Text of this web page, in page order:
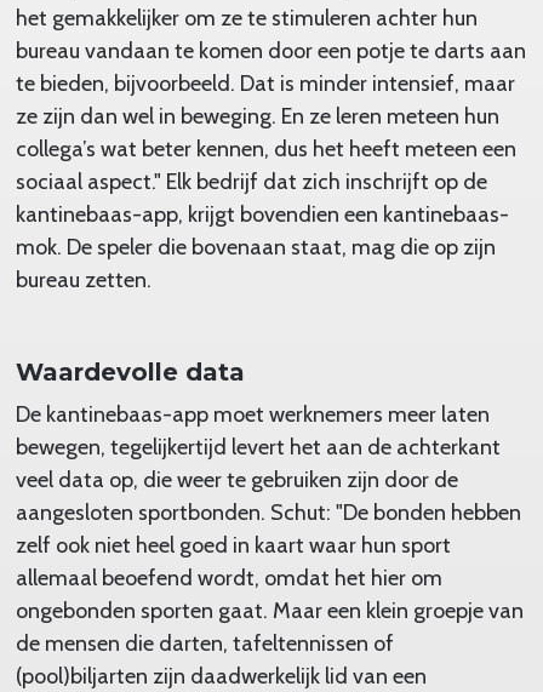
het gemakkelijker om ze te stimuleren achter hun
bureau vandaan te komen door een potje te darts aan
te bieden, bijvoorbeeld. Dat is minder intensief, maar
ze zijn dan wel in beweging. En ze leren meteen hun
collega’s wat beter kennen, dus het heeft meteen een
sociaal aspect." Elk bedrijf dat zich inschrijft op de
kantinebaas-app, krijgt bovendien een kantinebaas-
mok. De speler die bovenaan staat, mag die op zijn
bureau zetten.
Waardevolle data
De kantinebaas-app moet werknemers meer laten
bewegen, tegelijkertijd levert het aan de achterkant
veel data op, die weer te gebruiken zijn door de
aangesloten sportbonden. Schut: "De bonden hebben
zelf ook niet heel goed in kaart waar hun sport
allemaal beoefend wordt, omdat het hier om
ongebonden sporten gaat. Maar een klein groepje van
de mensen die darten, tafeltennissen of
(pool)biljarten zijn daadwerkelijk lid van een